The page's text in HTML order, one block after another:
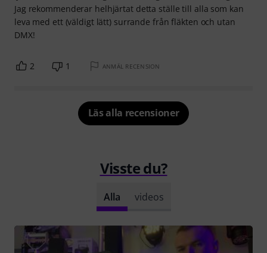
Jag rekommenderar helhjärtat detta ställe till alla som kan
leva med ett (väldigt lätt) surrande från fläkten och utan
DMX!
2 1 ANMÄL RECENSION
Läs alla recensioner
Visste du?
Alla videos